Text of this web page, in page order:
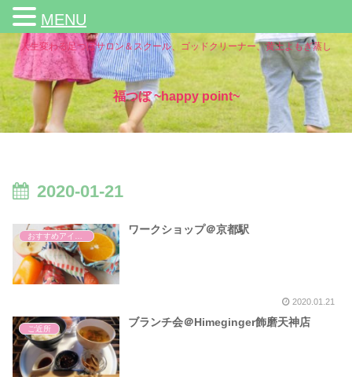
人生変わる足つぼサロン＆スクール、ゴッドクリーナー、黄土よもぎ蒸し
福つぼ ~happy point~
2020-01-21
おすすめアイテム
ワークショップ＠京都駅
2020.01.21
ご近所
ブランチ会＠Himeginger飾磨天神店
MENU